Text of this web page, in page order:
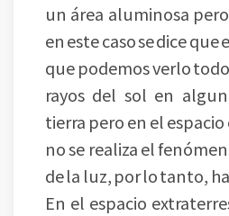
un área aluminosa
en este caso se dice que
que podemos verlo
rayos del sol en
tierra pero en el
no se realiza el
de la luz, por lo tanto,
En el espacio